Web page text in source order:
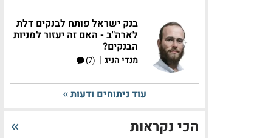
בנק ישראל פותח לבנקים דלת
לארה"ב - האם זה יעזור למניות
הבנקים?
מנדי הניג |
(7)
עוד ניתוחים ודעות
הכי נקראות